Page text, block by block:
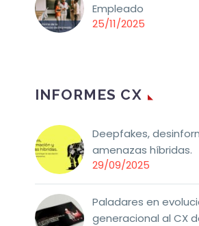
Empleado
25/11/2025
INFORMES CX
Deepfakes,
amenazas híbridas.
29/09/2025
Paladares en
generacional al CX